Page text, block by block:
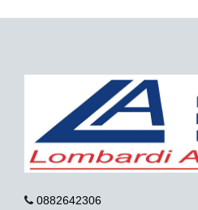
0882642306